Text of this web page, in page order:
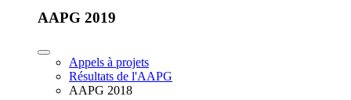
AAPG 2019
Appels à projets
Résultats de l'AAPG
AAPG 2018